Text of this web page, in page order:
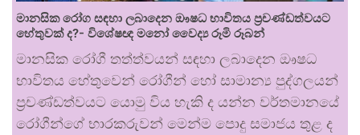
මානසික රෝග සඳහා ලබාදෙන ඖෂධ භාවිතය ප්‍රචණ්ඩත්වයට
හේතුවක් ද?- විශේෂඥ මනෝ වෛද්‍ය රූමි රූබන්
මානසික රෝගී තත්ත්වයන් සඳහා ලබාදෙන ඖෂධ
භාවිතය හේතුවෙන් රෝගීන් හෝ සාමාන්‍ය පුද්ගලයන්
ප්‍රචණ්ඩත්වයට යොමු විය හැකි ද යන්න වර්තමානයේ
රෝගීන්ගේ භාරකරුවන් මෙන්ම පොදු සමාජය තුළ ද